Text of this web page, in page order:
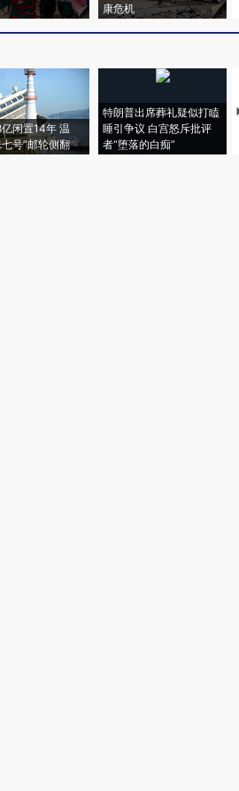
康危机
闲置14年 温
号”邮轮侧翻
特朗普出席葬礼疑似打瞌
睡引争议 白宫怒斥批评
者“堕落的白痴”